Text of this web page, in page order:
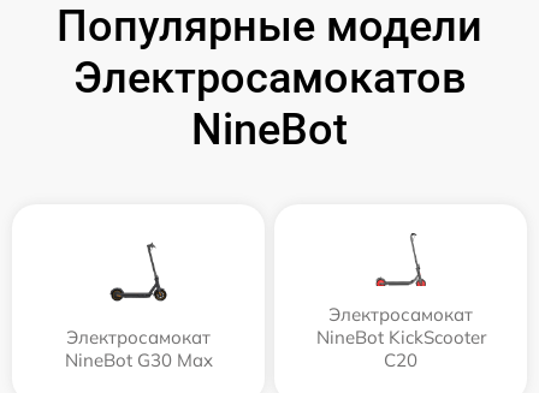
Популярные модели
Электросамокатов
NineBot
Электросамокат
NineBot G30 Max
Электросамокат
NineBot KickScooter
C20